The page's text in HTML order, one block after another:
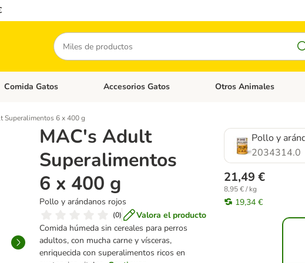
Buscar
Perros
Menú de categoria abierto: Accesorios Perros
Comida Gatos Menú de categoria abierto: Comida Gatos
Accesorios Gatos Menú de categoria abierto:
Otros Animales
Superalimentos 6 x 400 g
MAC's Adult
Superalimentos
6 x 400 g
Pollo y arándanos rojos
(0)
Valora el producto
Comida húmeda sin cereales para perros
adultos, con mucha carne y vísceras,
enriquecida con superalimentos ricos en
Pollo y
2034314.0
21,49 €
8,95 € / kg
19,34 €